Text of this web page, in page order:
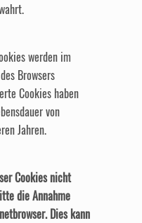
werden im
Browsers
Cookies haben
von
Jahren.
Cookies nicht
die Annahme
Dies kann